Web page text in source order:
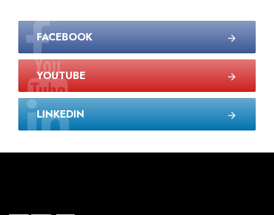
FACEBOOK
YOUTUBE
LINKEDIN